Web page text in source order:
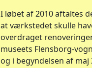
I løbet af 2010 aftaltes
at værkstedet skulle
overdraget
museets Flensborg-
og i begyndelsen af maj